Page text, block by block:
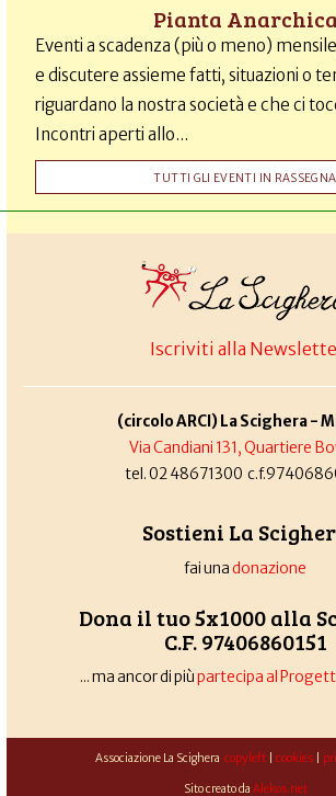
Pianta Anarchica
Eventi a scadenza (più o meno)
e discutere assieme fatti, situazioni o
riguardano la nostra società e che ci
Incontri aperti allo...
TUTTI GLI EVENTI IN RASSEGNA
Iscriviti alla
(circolo ARCI) La Scighera -
Via Candiani 131, Quartiere
tel. 02 48671300
Sostieni La
fai unadonazione
Dona il tuo 5x1000 alla
C.F. 97406860151
... ma ancor di piùpartecipa al
Associazione La Scighera copyleft| cookies|
Sito creato da Alekos.net